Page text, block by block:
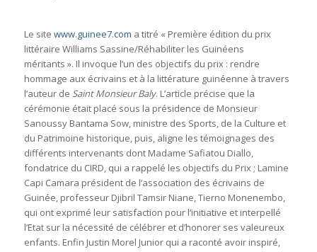
Le site www.guinee7.com a titré « Première édition du prix
littéraire Williams Sassine/Réhabiliter les Guinéens
méritants ». Il invoque l’un des objectifs du prix : rendre
hommage aux écrivains et à la littérature guinéenne à travers
l’auteur de Saint Monsieur Baly. L’article précise que la
cérémonie était placé sous la présidence de Monsieur
Sanoussy Bantama Sow, ministre des Sports, de la Culture et
du Patrimoine historique, puis, aligne les témoignages des
différents intervenants dont Madame Safiatou Diallo,
fondatrice du CIRD, qui a rappelé les objectifs du Prix ; Lamine
Capi Camara président de l’association des écrivains de
Guinée, professeur Djibril Tamsir Niane, Tierno Monenembo,
qui ont exprimé leur satisfaction pour l’initiative et interpellé
l’Etat sur la nécessité de célébrer et d’honorer ses valeureux
enfants. Enfin Justin Morel Junior qui a raconté avoir inspiré,